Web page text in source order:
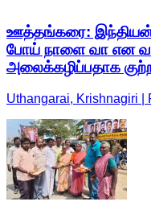
ஊத்தங்கரை:
போய் நாளை வா என
அலைக்கழிப்பதாக
Uthangarai, Krishnagiri |